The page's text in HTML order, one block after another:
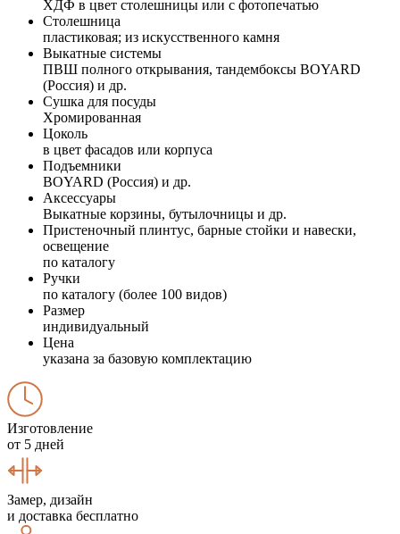
ХДФ в цвет столешницы или с фотопечатью
Столешница
пластиковая; из искусственного камня
Выкатные системы
ПВШ полного открывания, тандембоксы BOYARD
(Россия) и др.
Сушка для посуды
Хромированная
Цоколь
в цвет фасадов или корпуса
Подъемники
BOYARD (Россия) и др.
Аксессуары
Выкатные корзины, бутылочницы и др.
Пристеночный плинтус, барные стойки и навески,
освещение
по каталогу
Ручки
по каталогу (более 100 видов)
Размер
индивидуальный
Цена
указана за базовую комплектацию
Изготовление
от 5 дней
Замер, дизайн
и доставка бесплатно